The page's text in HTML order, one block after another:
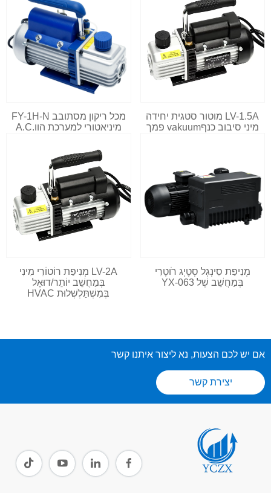
מכל ריקון מסתובב FY-1H-N
מיניאטורי למערכת הוו.A.C
LV-1.5A מוטור סטגית יחידה
מיני סיבוב כנףvakuum פמך
LV-2A מְנִיפַת רוֹטוֹרִי מִינִי
בְּמַחֲשֵׁב יוֹתֵר/דוּאָל
בְּמִשְׁתַּלְשְׁלוּת HVAC
מְנִיפַת סִינְגְל סְטֶיְג רֹוטָרִי
בְּמַחֲשֵׁב שֶׁל YX-063
אם יש לכם הצעות, נא ליצור איתנו קשר
יצירת קשר